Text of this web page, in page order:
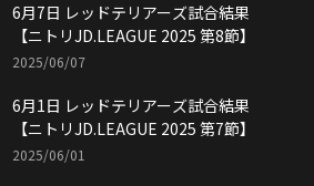
6月7日 レッドテリアーズ試合結果
【ニトリJD.LEAGUE 2025 第8節】
2025/06/07
6月1日 レッドテリアーズ試合結果
【ニトリJD.LEAGUE 2025 第7節】
2025/06/01